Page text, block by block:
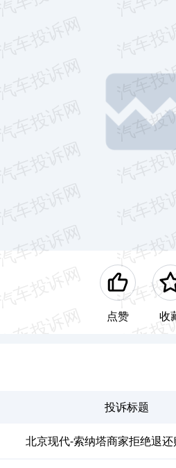
点赞 收
投诉标题
北京现代-索纳塔商家拒绝退